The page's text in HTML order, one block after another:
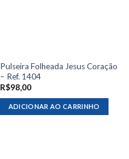
Pulseira Folheada Jesus Coração
– Ref. 1404
R$98,00
ADICIONAR AO CARRINHO